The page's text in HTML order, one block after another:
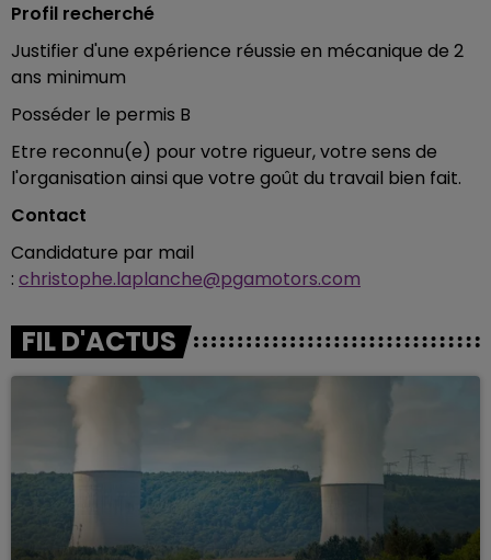
Profil recherché
Justifier d'une expérience réussie en mécanique de 2
ans minimum
Posséder le permis B
Etre reconnu(e) pour votre rigueur, votre sens de
l'organisation ainsi que votre goût du travail bien fait.
Contact
Candidature par mail
: christophe.laplanche@pgamotors.com
FIL D'ACTUS